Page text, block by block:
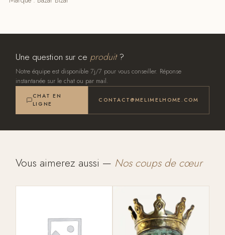
Une question sur ce produit?
Notre équipe est disponible 7j/7 pour vous conseiller. Réponse
instantanée sur le chat ou par mail.
CHAT EN
LIGNE
CONTACT@MELIMELHOME.COM
Vous aimerez aussi — Nos coups de cœur